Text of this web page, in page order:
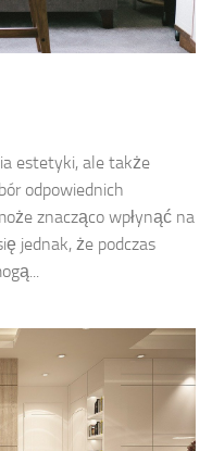
estetyki, ale także
odpowiednich
znacząco wpłynąć na
jednak, że podczas